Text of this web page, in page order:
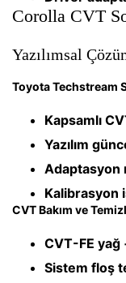
Corolla CVT
Yazılımsal
Toyota Techstream
Kapsamlı
Yazılım
Adaptasyon
Kalibrasyon
CVT Bakım ve
CVT-FE yağ
Sistem floş